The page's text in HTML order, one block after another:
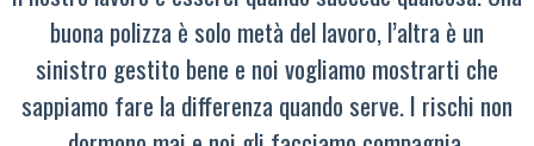
buona polizza è solo metà del lavoro, l’altra è un
sinistro gestito bene e noi vogliamo mostrarti che
sappiamo fare la differenza quando serve. I rischi non